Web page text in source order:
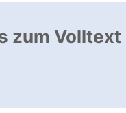
zum Volltext